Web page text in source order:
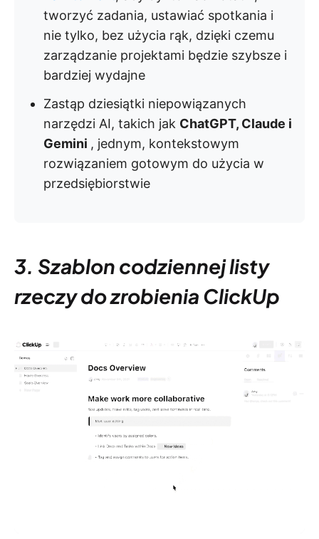
tworzyć zadania, ustawiać spotkania i
nie tylko, bez użycia rąk, dzięki czemu
zarządzanie projektami będzie szybsze i
bardziej wydajne
Zastąp dziesiątki niepowiązanych
narzędzi AI, takich jak ChatGPT, Claude i
Gemini , jednym, kontekstowym
rozwiązaniem gotowym do użycia w
przedsiębiorstwie
3. Szablon codziennej listy
rzeczy do zrobienia ClickUp